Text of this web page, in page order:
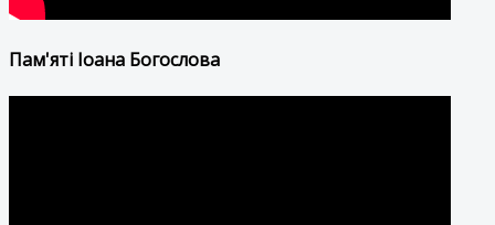
Пам'яті Іоана Богослова